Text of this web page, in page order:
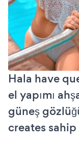
Hala have
el yapımı
güneş
creates